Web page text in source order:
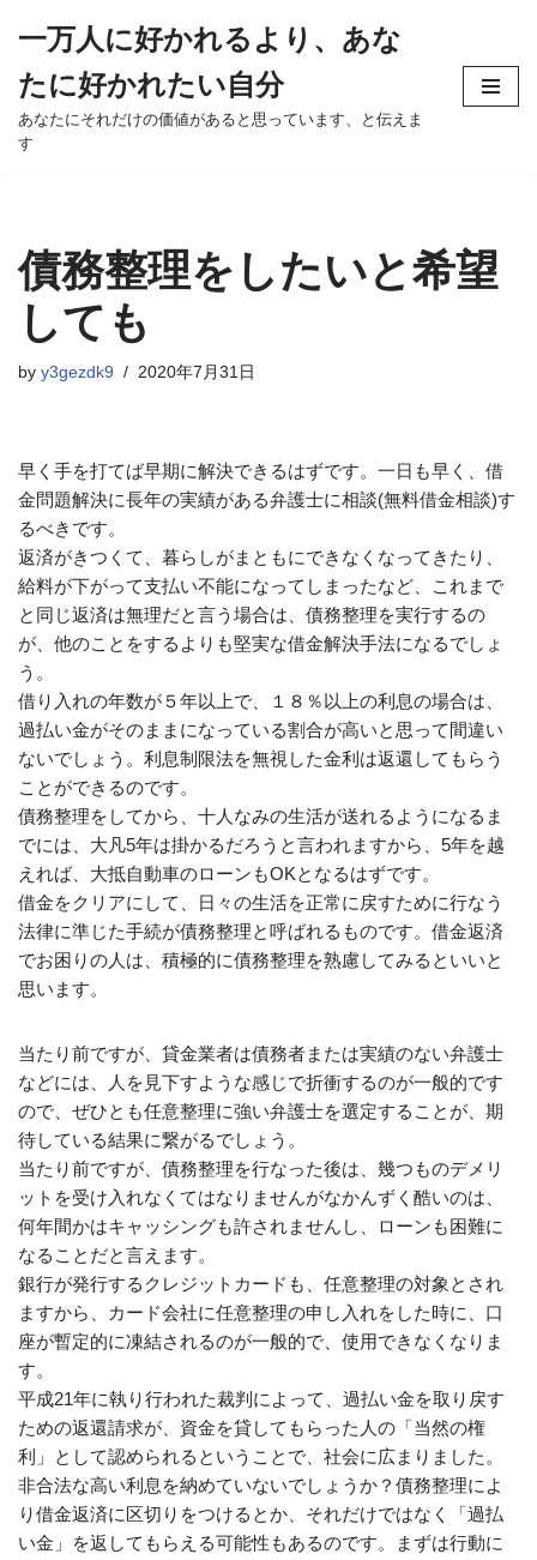
to
content
一万人に好かれるより、あな
たに好かれたい自分
あなたにそれだけの価値があると思っています、と伝えま
す
債務整理をしたいと希望
しても
by y3gezdk9 2020年7月31日
早く手を打てば早期に解決できるはずです。一日も早く、借
金問題解決に長年の実績がある弁護士に相談(無料借金相談)す
るべきです。
返済がきつくて、暮らしがまともにできなくなってきたり、
給料が下がって支払い不能になってしまったなど、これまで
と同じ返済は無理だと言う場合は、債務整理を実行するの
が、他のことをするよりも堅実な借金解決手法になるでしょ
う。
借り入れの年数が５年以上で、１８％以上の利息の場合は、
過払い金がそのままになっている割合が高いと思って間違い
ないでしょう。利息制限法を無視した金利は返還してもらう
ことができるのです。
債務整理をしてから、十人なみの生活が送れるようになるま
でには、大凡5年は掛かるだろうと言われますから、5年を越
えれば、大抵自動車のローンもOKとなるはずです。
借金をクリアにして、日々の生活を正常に戻すために行なう
法律に準じた手続が債務整理と呼ばれるものです。借金返済
でお困りの人は、積極的に債務整理を熟慮してみるといいと
思います。
当たり前ですが、貸金業者は債務者または実績のない弁護士
などには、人を見下すような感じで折衝するのが一般的です
ので、ぜひとも任意整理に強い弁護士を選定することが、期
待している結果に繋がるでしょう。
当たり前ですが、債務整理を行なった後は、幾つものデメリ
ットを受け入れなくてはなりませんがなかんずく酷いのは、
何年間かはキャッシングも許されませんし、ローンも困難に
なることだと言えます。
銀行が発行するクレジットカードも、任意整理の対象とされ
ますから、カード会社に任意整理の申し入れをした時に、口
座が暫定的に凍結されるのが一般的で、使用できなくなりま
す。
平成21年に執り行われた裁判によって、過払い金を取り戻す
ための返還請求が、資金を貸してもらった人の「当然の権
利」として認められるということで、社会に広まりました。
非合法な高い利息を納めていないでしょうか？債務整理によ
り借金返済に区切りをつけるとか、それだけではなく「過払
い金」を返してもらえる可能性もあるのです。まずは行動に